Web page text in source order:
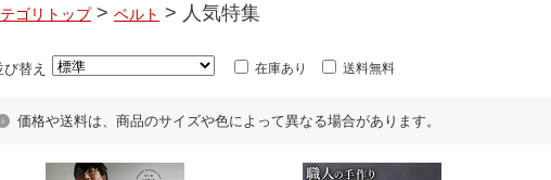
ゴリトップ> ベルト > 人気特集
び替え 在庫あり 送料無料
価格や送料は、商品のサイズや色によって異なる場合があります。